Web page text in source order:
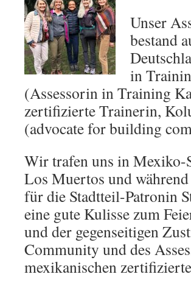
Unser
bestand
in
(Assessorin in Training
zertifizierte Trainerin,
(advocate for building
Wir trafen uns in Mexiko-
Los Muertos und
für die Stadtteil-Patronin
eine gute Kulisse zum
und der gegenseitigen
Community und des
mexikanischen